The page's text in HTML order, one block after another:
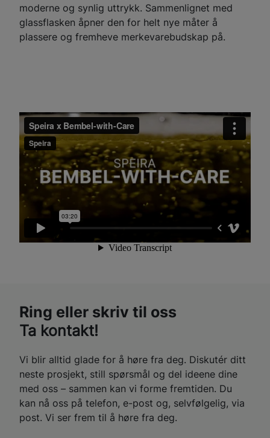
moderne og synlig uttrykk. Sammenlignet med
glassflasken åpner den for helt nye måter å
plassere og fremheve merkevarebudskap på.
Ring eller skriv til oss
Ta kontakt!
Vi blir alltid glade for å høre fra deg. Diskutér ditt
neste prosjekt, still spørsmål og del ideene dine
med oss – sammen kan vi forme fremtiden. Du
kan nå oss på telefon, e-post og, selvfølgelig, via
post. Vi ser frem til å høre fra deg.